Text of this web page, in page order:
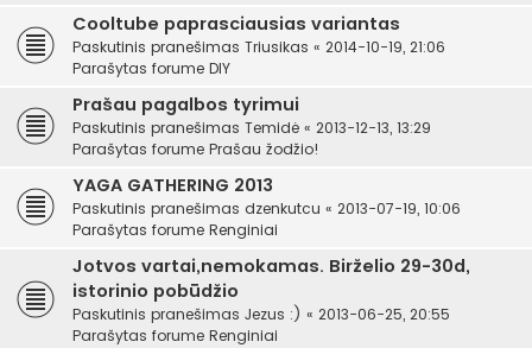
Cooltube paprasciausias variantas
Paskutinis pranešimas Triusikas « 2014-10-19, 21:06
Parašytas forume DIY
Prašau pagalbos tyrimui
Paskutinis pranešimas Temidė « 2013-12-13, 13:29
Parašytas forume Prašau žodžio!
YAGA GATHERING 2013
Paskutinis pranešimas dzenkutcu « 2013-07-19, 10:06
Parašytas forume Renginiai
Jotvos vartai,nemokamas. Birželio 29-30d,
istorinio pobūdžio
Paskutinis pranešimas Jezus :) « 2013-06-25, 20:55
Parašytas forume Renginiai